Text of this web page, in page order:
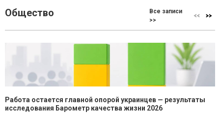
Общество
Все записи
>>
Работа остается главной опорой украинцев — результаты
исследования Барометр качества жизни 2026